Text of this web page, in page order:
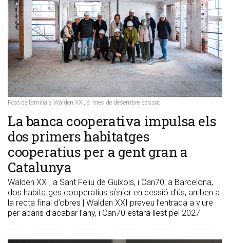
Foto de família a Walden XXI, el mes de desembre passat
​La banca cooperativa impulsa els
dos primers habitatges
cooperatius per a gent gran a
Catalunya
Walden XXI, a Sant Feliu de Guíxols, i Can70, a Barcelona,
dos habitatges cooperatius sènior en cessió d'ús, arriben a
la recta final d’obres | Walden XXI preveu l’entrada a viure
per abans d’acabar l’any, i Can70 estarà llest pel 2027